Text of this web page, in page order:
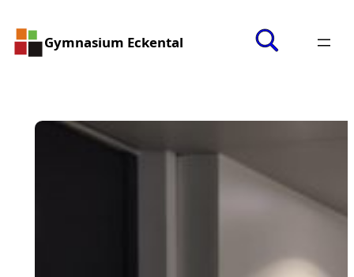
Gymnasium Eckental